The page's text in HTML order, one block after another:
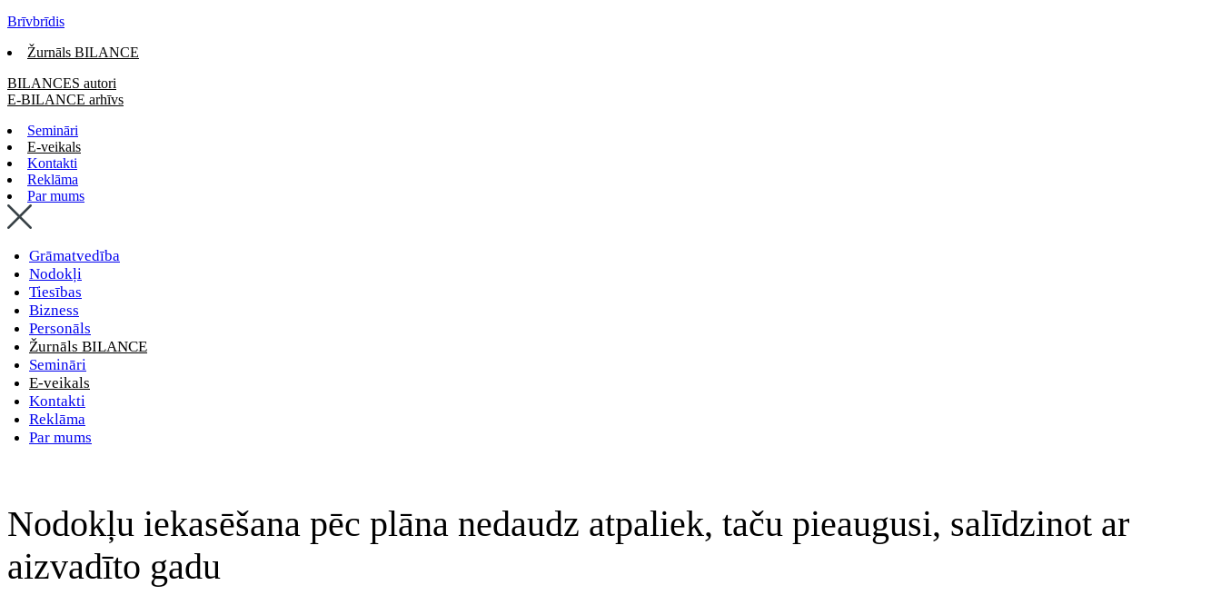
Brīvbrīdis
Žurnāls BILANCE
BILANCES autori
E-BILANCE arhīvs
Semināri
E-veikals
Kontakti
Reklāma
Par mums
Grāmatvedība
Nodokļi
Tiesības
Bizness
Personāls
Žurnāls BILANCE
Semināri
E-veikals
Kontakti
Reklāma
Par mums
Nodokļu iekasēšana pēc plāna nedaudz atpaliek, taču pieaugusi, salīdzinot ar
aizvadīto gadu